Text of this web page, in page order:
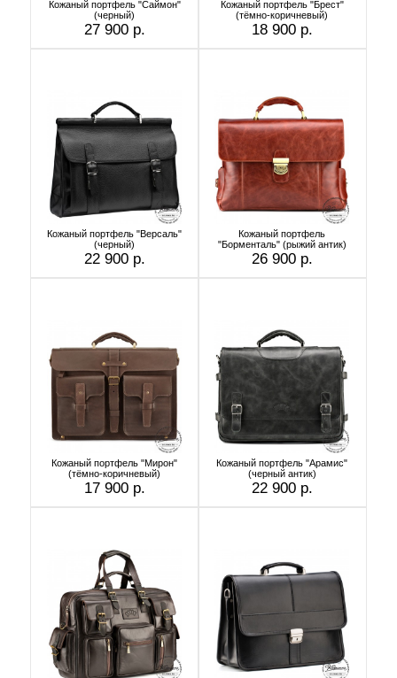
Кожаный портфель "Саймон"
(черный)
27 900 р.
Кожаный портфель "Брест"
(тёмно-коричневый)
18 900 р.
Кожаный портфель "Версаль"
(черный)
22 900 р.
Кожаный портфель
"Борменталь" (рыжий антик)
26 900 р.
Кожаный портфель "Мирон"
(тёмно-коричневый)
17 900 р.
Кожаный портфель "Арамис"
(черный антик)
22 900 р.